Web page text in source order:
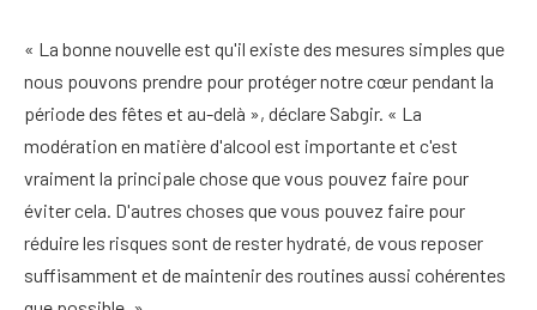
« La bonne nouvelle est qu'il existe des mesures simples que
nous pouvons prendre pour protéger notre cœur pendant la
période des fêtes et au-delà », déclare Sabgir. « La
modération en matière d'alcool est importante et c'est
vraiment la principale chose que vous pouvez faire pour
éviter cela. D'autres choses que vous pouvez faire pour
réduire les risques sont de rester hydraté, de vous reposer
suffisamment et de maintenir des routines aussi cohérentes